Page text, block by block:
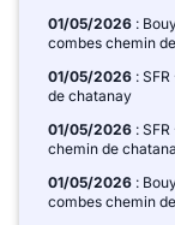
01/05/2026 :
combes chemin
01/05/2026 :
de chatanay
01/05/2026 :
chemin de
01/05/2026 :
combes chemin